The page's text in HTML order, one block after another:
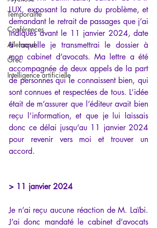
Temporalité
Conférences
Allemand
Grec
Intelligence artificielle
LUX, exposant la nature du problème, et
demandant le retrait de passages que j’ai
indiqués avant le 11 janvier 2024, date
à laquelle je transmettrai le dossier à
mon cabinet d’avocats. Ma lettre a été
accompagnée de deux appels de la part
de personnes qui le connaissent bien, qui
sont connues et respectées de tous. L’idée
était de m’assurer que l’éditeur avait bien
reçu l’information, et que je lui laissais
donc ce délai jusqu’au 11 janvier 2024
pour revenir vers moi et trouver un
accord.
> 11 janvier 2024
Je n’ai reçu aucune réaction de M. Laïbi.
J’ai donc mandaté le cabinet d’avocats